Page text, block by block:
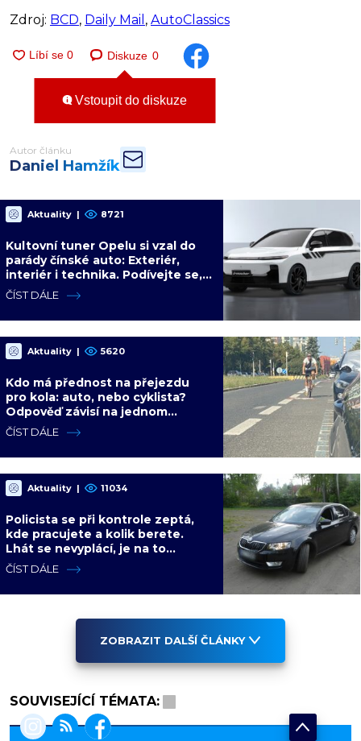
Zdroj: BCD, Daily Mail , AutoClassics
Diskuze 0
Vstoupit do diskuze
Autor článku
Daniel Hamžík
Aktuality | 8721
Kultovní tuner Opelu si vzal do
parády čínské auto: Exteriér,
interiér i technika. Podívejte se,
jakého výsledku dosáhl s
Leapmotorem
ČÍST DÁLE
Aktuality | 5620
Kdo má přednost na přejezdu
pro kola: auto, nebo cyklista?
Odpověď závisí na jednom
detailu, který většina řidičů
nezná
ČÍST DÁLE
Aktuality | 11034
Policista se při kontrole zeptá,
kde pracujete a kolik berete.
Lhát se nevyplácí, je na to
konkrétní paragraf
ČÍST DÁLE
ZOBRAZIT DALŠÍ ČLÁNKY
SOUVISEJÍCÍ TÉMATA: